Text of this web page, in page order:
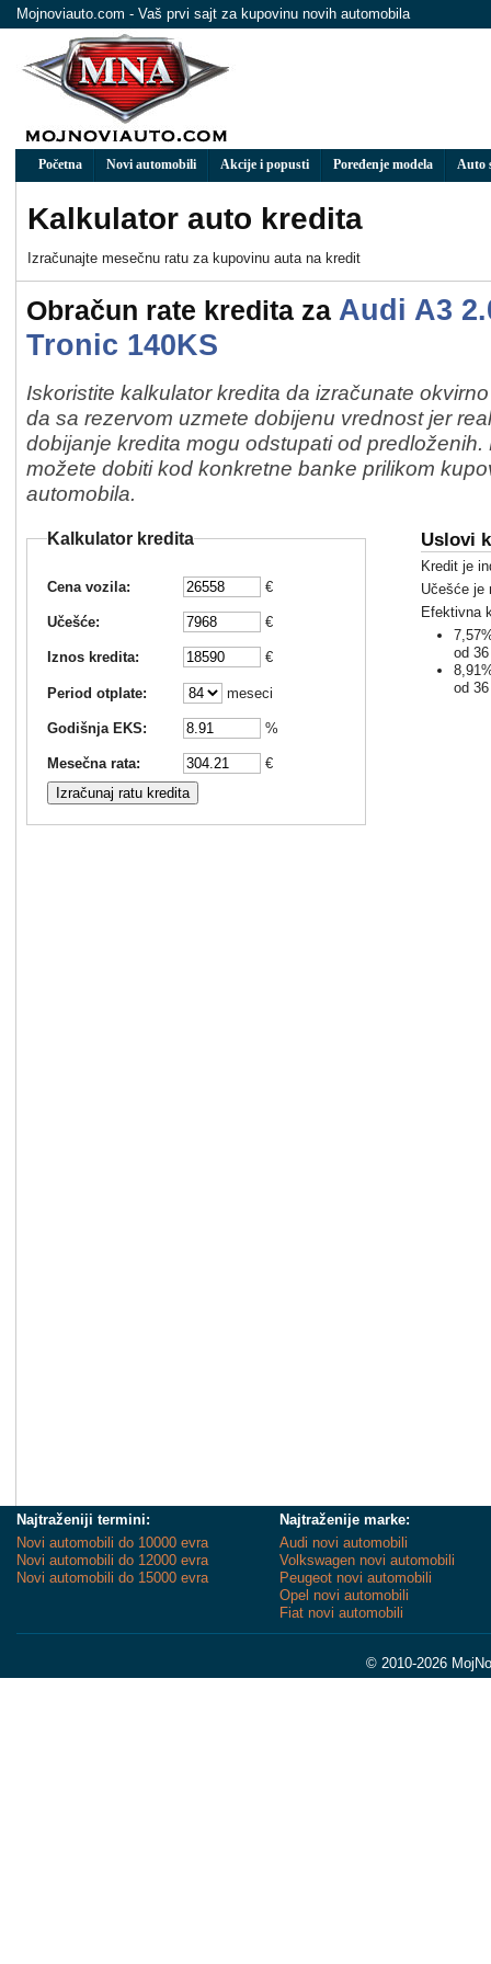
Mojnoviauto.com - Vaš prvi sajt za kupovinu novih automobila
Početna Novi automobili Akcije i popusti Poređenje modela Auto
Kalkulator auto kredita
Izračunaјte mesečnu ratu za kupovinu auta na kredit
Obračun rate kredita za Audi A3
Tronic 140KS
Iskoristite kalkulator kredita da izračunate
da sa rezervom uzmete dobijenu vrednost jer
dobijanje kredita mogu odstupati od
možete dobiti kod konkretne banke prilikom
automobila.
Kalkulator kredita
Cena vozila: €
Učešće: €
Iznos kredita: €
Period otplate: meseci
Godišnja EKS: %
Mesečna rata: €
Uslovi
Kredit je
Učešće je
Efektivna
od
od
Najtraženiji termini:
Novi automobili do 10000 evra
Novi automobili do 12000 evra
Novi automobili do 15000 evra
Najtraženije marke:
Audi novi automobili
Volkswagen novi automobili
Peugeot novi automobili
Opel novi automobili
Fiat novi automobili
© 2010-2026